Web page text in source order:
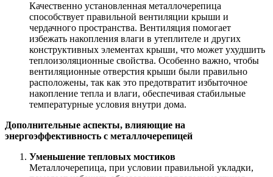
Качественно установленная металлочерепица
способствует правильной вентиляции крыши и
чердачного пространства. Вентиляция помогает
избежать накопления влаги в утеплителе и других
конструктивных элементах крыши, что может ухудшить
теплоизоляционные свойства. Особенно важно, чтобы
вентиляционные отверстия крыши были правильно
расположены, так как это предотвратит избыточное
накопление тепла и влаги, обеспечивая стабильные
температурные условия внутри дома.
Дополнительные аспекты, влияющие на
энергоэффективность с металлочерепицей
Уменьшение тепловых мостиков
Металлочерепица, при условии правильной укладки,